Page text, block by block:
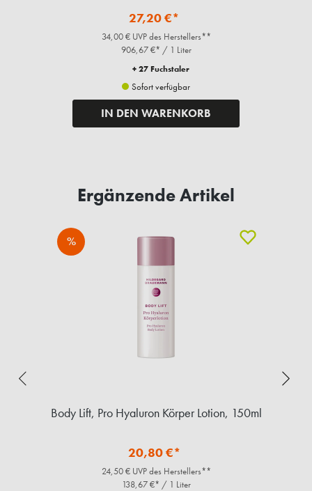
27,20 €*
34,00 € UVP des Herstellers**
906,67 €* / 1 Liter
+ 27 Fuchstaler
Sofort verfügbar
IN DEN WARENKORB
Ergänzende Artikel
%
Body Lift, Pro Hyaluron Körper Lotion, 150ml
20,80 €*
24,50 € UVP des Herstellers**
138,67 €* / 1 Liter